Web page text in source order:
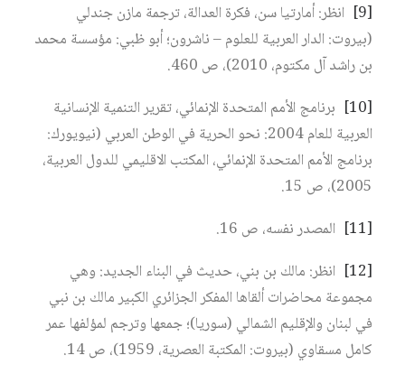
[9]
انظر: أمارتيا سن، فكرة العدالة، ترجمة مازن جندلي
(بيروت: الدار العربية للعلوم – ناشرون؛ أبو ظبي: مؤسسة محمد
بن راشد آل مكتوم، 2010)، ص 460.
[10]
برنامج الأمم المتحدة الإنمائي، تقرير التنمية الإنسانية
العربية للعام 2004: نحو الحرية في الوطن العربي (نيويورك:
برنامج الأمم المتحدة الإنمائي، المكتب الاقليمي للدول العربية،
2005)، ص 15.
[11]
المصدر نفسه، ص 16.
[12]
انظر: مالك بن بني، حديث في البناء الجديد: وهي
مجموعة محاضرات ألقاها المفكر الجزائري الكبير مالك بن نبي
في لبنان والإقليم الشمالي (سوريا)؛ جمعها وترجم لمؤلفها عمر
كامل مسقاوي (بيروت: المكتبة العصرية، 1959)، ص 14.